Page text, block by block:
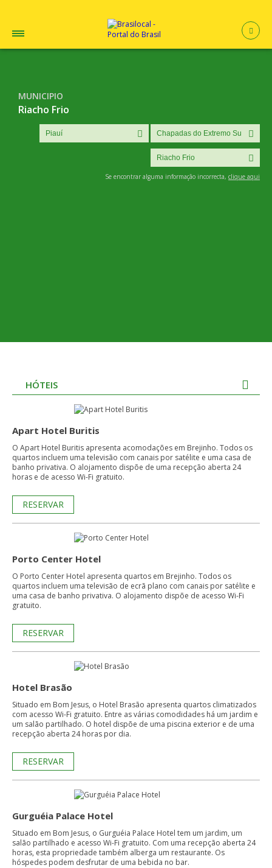
MUNICIPIO
Riacho Frio
Se encontrar alguma informação incorrecta, clique aqui
HÓTEIS
Apart Hotel Buritis
O Apart Hotel Buritis apresenta acomodações em Brejinho. Todos os
quartos incluem uma televisão com canais por satélite e uma casa de
banho privativa. O alojamento dispõe de uma recepção aberta 24
horas e de acesso Wi-Fi gratuito.
RESERVAR
Porto Center Hotel
O Porto Center Hotel apresenta quartos em Brejinho. Todos os
quartos incluem uma televisão de ecrã plano com canais por satélite e
uma casa de banho privativa. O alojamento dispõe de acesso Wi-Fi
gratuito.
RESERVAR
Hotel Brasão
Situado em Bom Jesus, o Hotel Brasão apresenta quartos climatizados
com acesso Wi-Fi gratuito. Entre as várias comodidades há um jardim e
um salão partilhado. O hotel dispõe de uma piscina exterior e de uma
recepção aberta 24 horas por dia.
RESERVAR
Gurguéia Palace Hotel
Situado em Bom Jesus, o Gurguéia Palace Hotel tem um jardim, um
salão partilhado e acesso Wi-Fi gratuito. Com uma recepção aberta 24
horas, esta propriedade também alberga um restaurante. Os
hóspedes podem desfrutar de uma bebida no bar.